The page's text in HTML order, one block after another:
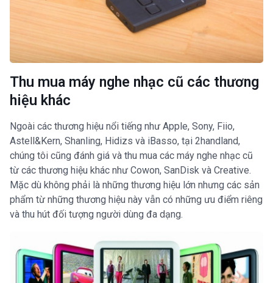
Thu mua máy nghe nhạc cũ các thương
hiệu khác
Ngoài các thương hiệu nổi tiếng như Apple, Sony, Fiio,
Astell&Kern, Shanling, Hidizs và iBasso, tại 2handland,
chúng tôi cũng đánh giá và thu mua các máy nghe nhạc cũ
từ các thương hiệu khác như Cowon, SanDisk và Creative.
Mặc dù không phải là những thương hiệu lớn nhưng các sản
phẩm từ những thương hiệu này vẫn có những ưu điểm riêng
và thu hút đối tượng người dùng đa dạng.